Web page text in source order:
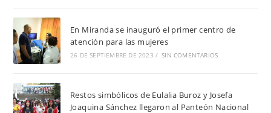
En Miranda se inauguró el primer centro de
atención para las mujeres
26 DE SEPTIEMBRE DE 2023 / SIN COMENTARIOS
Restos simbólicos de Eulalia Buroz y Josefa
Joaquina Sánchez llegaron al Panteón Nacional